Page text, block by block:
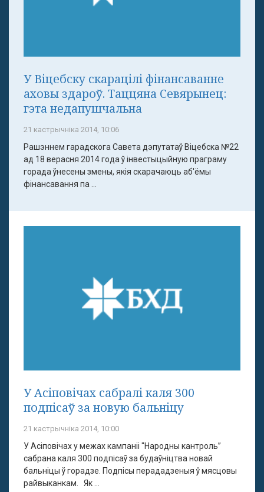
У Віцебску скарацілі фінансаванне
аховы здароў. Таццяна Севярынец:
гэта недапушчальна
21 кастрычніка 2014, 10:06
Рашэннем гарадскога Савета дэпутатаў Віцебска №22
ад 18 верасня 2014 года ў інвестыцыйную праграму
горада ўнесены змены, якія скарачаюць аб'ёмы
фінансавання па ...
У Асіповічах сабралі каля 300
подпісаў за новую бальніцу
21 кастрычніка 2014, 10:00
У Асіповічах у межах кампаніі "Народны кантроль”
сабрана каля 300 подпісаў за будаўніцтва новай
бальніцы ў горадзе. Подпісы перададзеныя ў мясцовы
райвыканкам. Як ...